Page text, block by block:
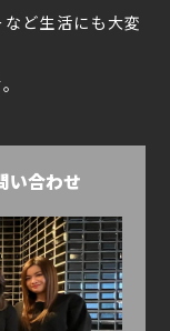
ど生活にも大変
い合わせ